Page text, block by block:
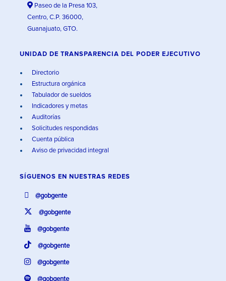
Paseo de la Presa 103,
Centro, C.P. 36000,
Guanajuato, GTO.
UNIDAD DE TRANSPARENCIA DEL PODER EJECUTIVO
Directorio
Estructura orgánica
Tabulador de sueldos
Indicadores y metas
Auditorías
Solicitudes respondidas
Cuenta pública
Aviso de privacidad integral
SÍGUENOS EN NUESTRAS REDES
@gobgente
@gobgente
@gobgente
@gobgente
@gobgente
@gobgente